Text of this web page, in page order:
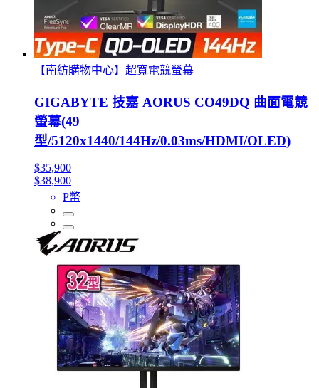
【南紡購物中心】超寬電競螢幕
GIGABYTE 技嘉 AORUS CO49DQ 曲面電競
螢幕(49
型/5120x1440/144Hz/0.03ms/HDMI/OLED)
$35,900
$38,900
P幣